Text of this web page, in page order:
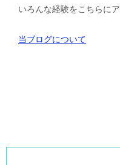
いろんな経験をこちらに
当ブログについて